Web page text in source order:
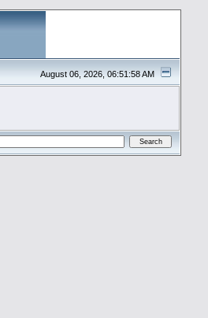
August 06, 2026, 06:51:58 AM